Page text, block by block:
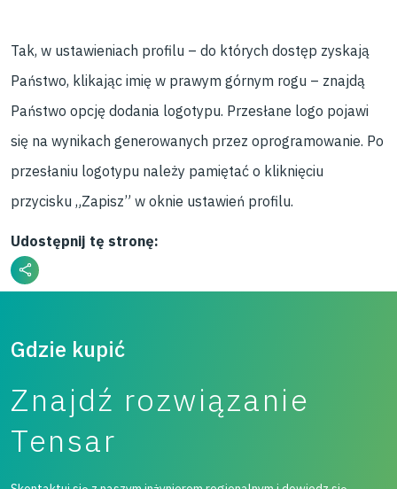
Tak, w ustawieniach profilu – do których dostęp zyskają
Państwo, klikając imię w prawym górnym rogu – znajdą
Państwo opcję dodania logotypu. Przesłane logo pojawi
się na wynikach generowanych przez oprogramowanie. Po
przesłaniu logotypu należy pamiętać o kliknięciu
przycisku „Zapisz” w oknie ustawień profilu.
Udostępnij tę stronę:
Gdzie kupić
Znajdź rozwiązanie
Tensar